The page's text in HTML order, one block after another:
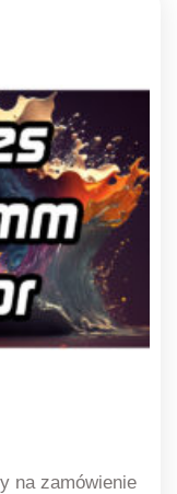
na zamówienie